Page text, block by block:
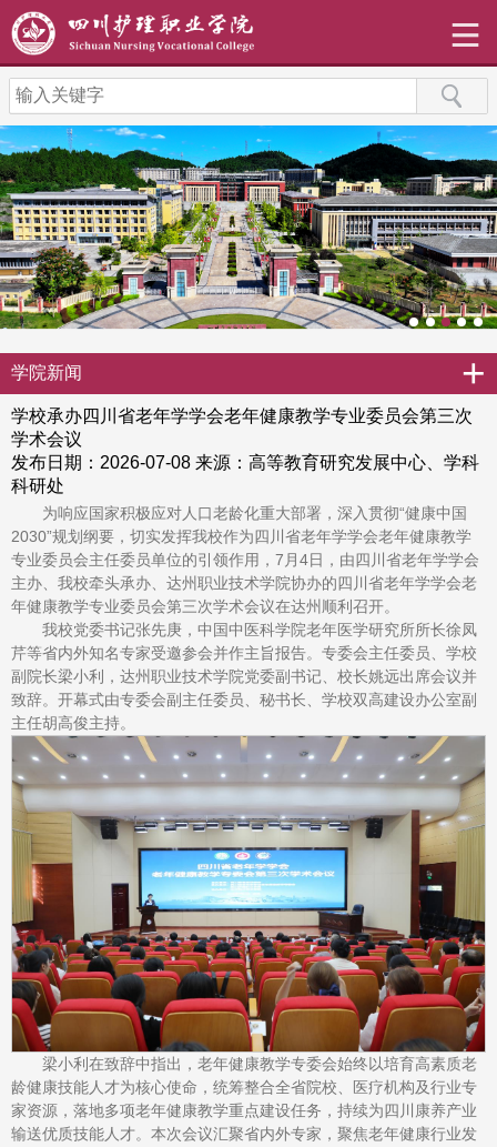
学院新闻 +
学校承办四川省老年学学会老年健康教学专业委员会第三次
学术会议
发布日期：2026-07-08 来源：高等教育研究发展中心、学科
科研处
为响应国家积极应对人口老龄化重大部署，深入贯彻“健康中国
2030”规划纲要，切实发挥我校作为四川省老年学学会老年健康教学
专业委员会主任委员单位的引领作用，7月4日，由四川省老年学学会
主办、我校牵头承办、达州职业技术学院协办的四川省老年学学会老
年健康教学专业委员会第三次学术会议在达州顺利召开。
我校党委书记张先庚，中国中医科学院老年医学研究所所长徐凤
芹等省内外知名专家受邀参会并作主旨报告。专委会主任委员、学校
副院长梁小利，达州职业技术学院党委副书记、校长姚远出席会议并
致辞。开幕式由专委会副主任委员、秘书长、学校双高建设办公室副
主任胡高俊主持。
梁小利在致辞中指出，老年健康教学专委会始终以培育高素质老
龄健康技能人才为核心使命，统筹整合全省院校、医疗机构及行业专
家资源，落地多项老年健康教学重点建设任务，持续为四川康养产业
输送优质技能人才。本次会议汇聚省内外专家，聚焦老年健康行业发